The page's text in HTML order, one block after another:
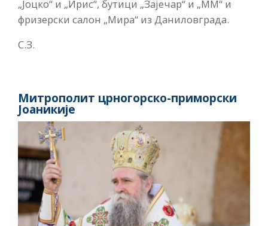
„Јоцко“ и „Ирис“, бутици „Зајечар“ и „ММ“ и
фризерски салон „Мира“ из Даниловграда.
С.З.
Митрополит црногорско-приморски
Јоаникије